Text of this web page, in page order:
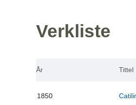
Verkliste
År Tittel
1850